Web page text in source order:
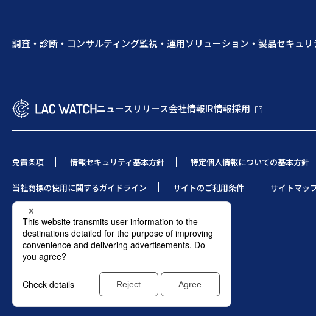
調査・診断・コンサルティング監視・運用ソリューション・製品セキュリ
ニュースリリース会社情報IR情報採用
免責条項 情報セキュリティ基本方針 特定個人情報についての基本方針
当社商標の使用に関するガイドライン サイトのご利用条件 サイトマッ
© 1995 LAC Co., Ltd.